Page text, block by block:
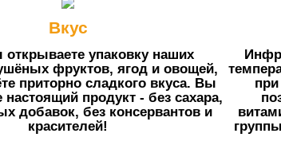
Вкус
открываете упаковку наших
фруктов, ягод и овощей,
приторно сладкого вкуса. Вы
настоящий продукт - без сахара,
добавок, без консервантов и
красителей!